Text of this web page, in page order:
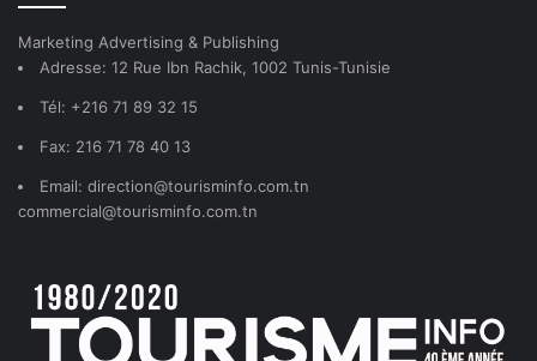
Marketing Advertising & Publishing
Adresse: 12 Rue Ibn Rachik, 1002 Tunis-Tunisie
Tél: +216 71 89 32 15
Fax: 216 71 78 40 13
Email: direction@tourisminfo.com.tn
commercial@tourisminfo.com.tn